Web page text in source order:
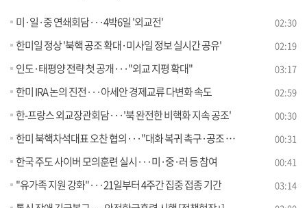
미·일·중 연쇄회담···4박6일 '외교전' 02:30
한미일 정상 '북핵 공조 확대·미사일 정보 실시간 공유' 02:19
인도·태평양 전략 첫 공개···"외교 지평 확대" 03:17
한미 IRA 논의 진전···아세안 경제교류 다변화 속도 02:59
한-프랑스 외교장관회담···'북 완전한 비핵화 지속 공조' 00:30
한미 북핵차석대표 오찬 협의···"대화 복귀 촉구·공조 강화" 00:31
한국 주도 사이버 모의훈련 실시···미·중·러 등 참여 00:41
"유가족 지원 강화"···21일부터 4주간 집중 접종 기간 03:14